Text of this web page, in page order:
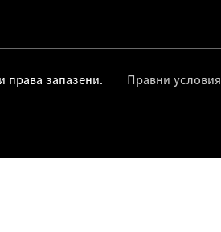
права запазени. Правни условия